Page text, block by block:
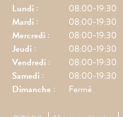
Lundi :
08:00-19:30
Mardi :
08:00-19:30
Mercredi :
08:00-19:30
Jeudi :
08:00-19:30
Vendredi :
08:00-19:30
Samedi :
08:00-19:30
Dimanche : Fermé